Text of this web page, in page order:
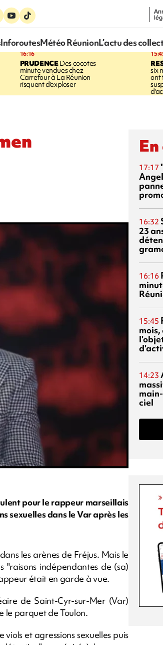
InforoutesMétéo RéunionL’actu des
16:16
PRUDENCEDes cocotes
minute vendues chez
Carrefour à La Réunion
risquent d'exploser
six
ont
pour le rappeur marseillais
sexuelles dans le Var après les
les arènes de Fréjus. Mais le
"raisons indépendantes de (sa)
était en garde à vue.
de Saint-Cyr-sur-Mer (Var)
le parquet de Toulon.
et agressions sexuelles puis
17:17
16:32
23
16:16
15:45
14:23
ciel